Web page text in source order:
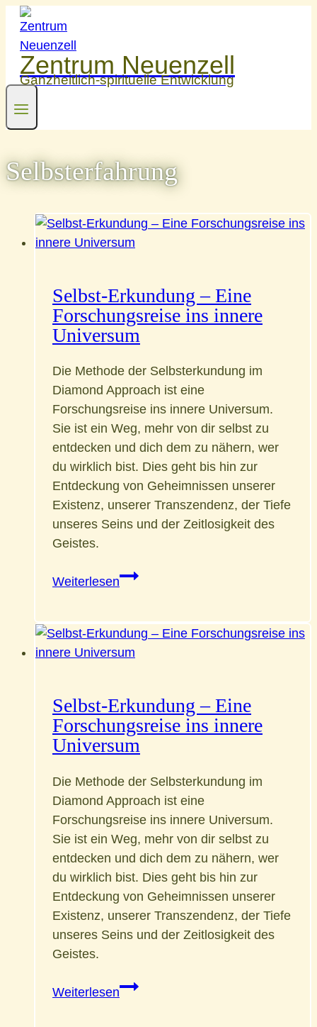
Zum
Inhalt
springen
Zentrum Neuenzell
Ganzheitlich-spirituelle Entwicklung
Selbsterfahrung
Selbst-Erkundung – Eine
Forschungsreise ins innere
Universum
Die Methode der Selbsterkundung im
Diamond Approach ist eine
Forschungsreise ins innere Universum.
Sie ist ein Weg, mehr von dir selbst zu
entdecken und dich dem zu nähern, wer
du wirklich bist. Dies geht bis hin zur
Entdeckung von Geheimnissen unserer
Existenz, unserer Transzendenz, der Tiefe
unseres Seins und der Zeitlosigkeit des
Geistes.
WeiterlesenSelbst-
Eine
Forschungsreise
Universum
Selbst-Erkundung – Eine
Forschungsreise ins innere
Universum
Die Methode der Selbsterkundung im
Diamond Approach ist eine
Forschungsreise ins innere Universum.
Sie ist ein Weg, mehr von dir selbst zu
entdecken und dich dem zu nähern, wer
du wirklich bist. Dies geht bis hin zur
Entdeckung von Geheimnissen unserer
Existenz, unserer Transzendenz, der Tiefe
unseres Seins und der Zeitlosigkeit des
Geistes.
WeiterlesenSelbst-